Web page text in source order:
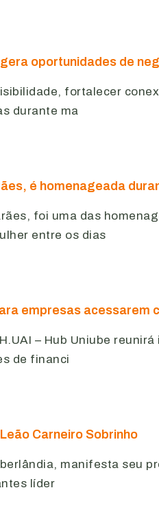
oportunidades de
fortalecer
durante ma
é homenageada
foi uma das
entre os dias
empresas
– Hub Uniube
de financi
Carneiro Sobrinho
manifesta seu
líder